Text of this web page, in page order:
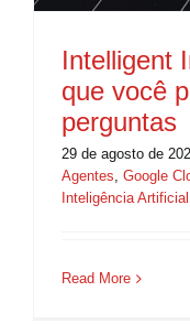
Intelligent
que você
perguntas
29 de agosto de
Agentes, Google
Inteligência Artificial
Read More